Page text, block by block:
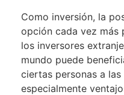
Como inversión, la
opción cada vez más
los inversores
mundo puede
ciertas personas a
especialmente